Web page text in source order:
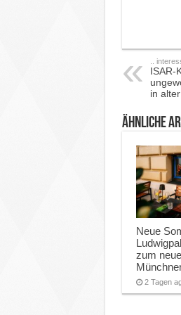
..
ISAR-
in
ähnliche
Neue
zum
2 Tagen